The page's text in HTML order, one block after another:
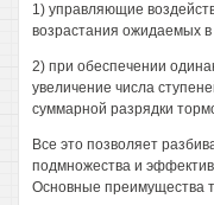
1) управляющие
возрастания ожидаемых
2) при обеспечении
увеличение числа
суммарной разрядки
Все это позволяет
подмножества и
Основные преимущества